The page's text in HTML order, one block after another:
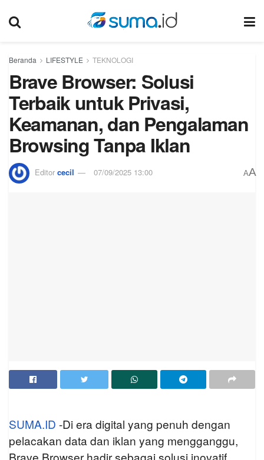
Beranda LIFESTYLE TEKNOLOGI
Brave Browser: Solusi
Terbaik untuk Privasi,
Keamanan, dan Pengalaman
Browsing Tanpa Iklan
Editor cecil 07/09/2025 13:00 AA
SUMA.ID -Di era digital yang penuh dengan
pelacakan data dan iklan yang mengganggu,
Brave Browser hadir sebagai solusi inovatif.